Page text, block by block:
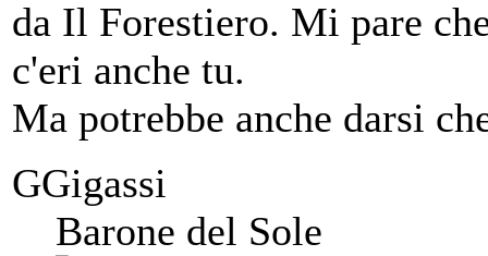
da Il Forestiero. Mi pare
c'eri anche tu.
Ma potrebbe anche darsi
GGigassi
Barone del Sole